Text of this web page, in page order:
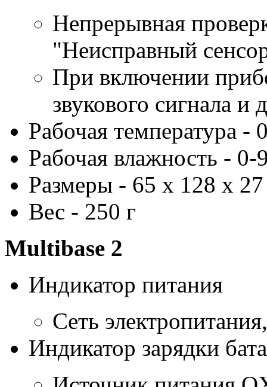
Непрерывная
"Неисправный
При включении
звукового сигнала и
Рабочая температура -
Рабочая влажность - 0-
Размеры - 65 x 128 x
Вес - 250 г
Multibase 2
Индикатор питания
Сеть
Индикатор зарядки